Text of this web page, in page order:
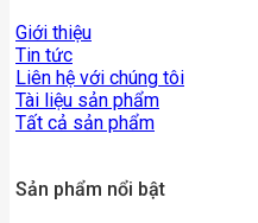
Giới thiệu
Tin tức
Liên hệ với chúng tôi
Tài liệu sản phẩm
Tất cả sản phẩm
Sản phẩm nổi bật